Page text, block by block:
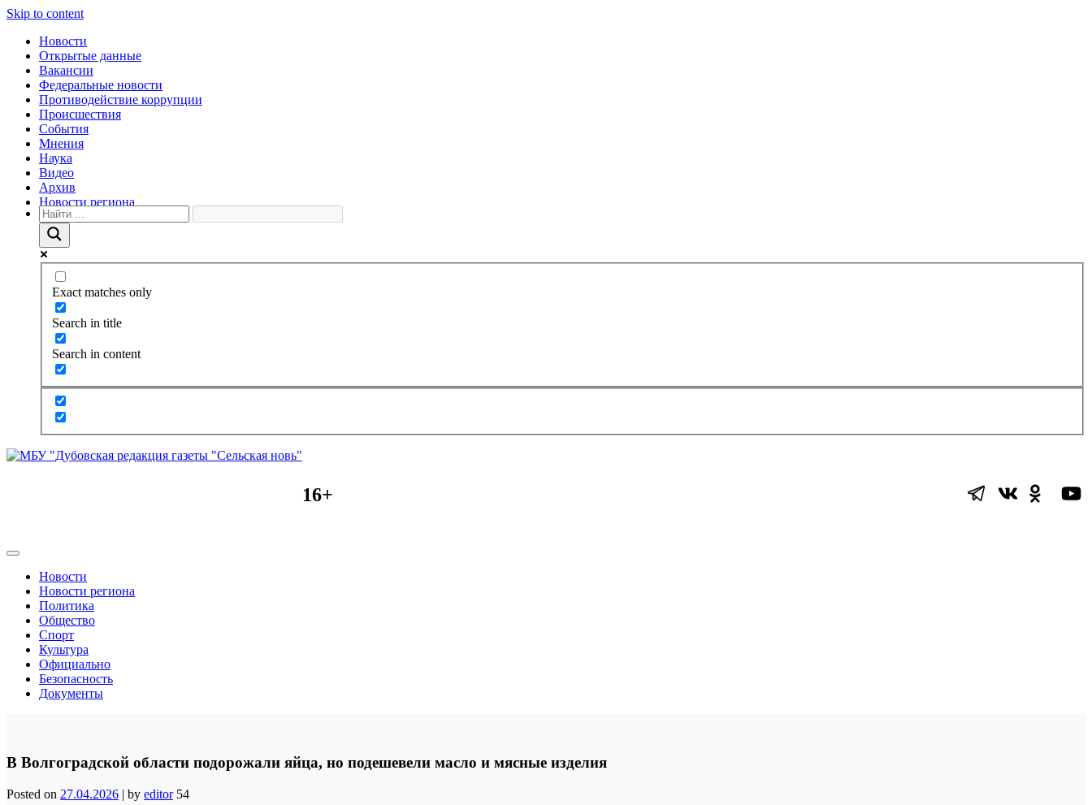
Skip to content
Новости
Открытые данные
Вакансии
Федеральные новости
Противодействие коррупции
Происшествия
События
Мнения
Наука
Видео
Архив
Новости региона
Exact matches only
Search in title
Search in content
16+
Новости
Новости региона
Политика
Общество
Спорт
Культура
Официально
Безопасность
Документы
В Волгоградской области подорожали яйца, но подешевели масло и мясные изделия
Posted on 27.04.2026 | by editor 54